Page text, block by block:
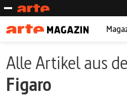
Alle Artikel aus
Figaro